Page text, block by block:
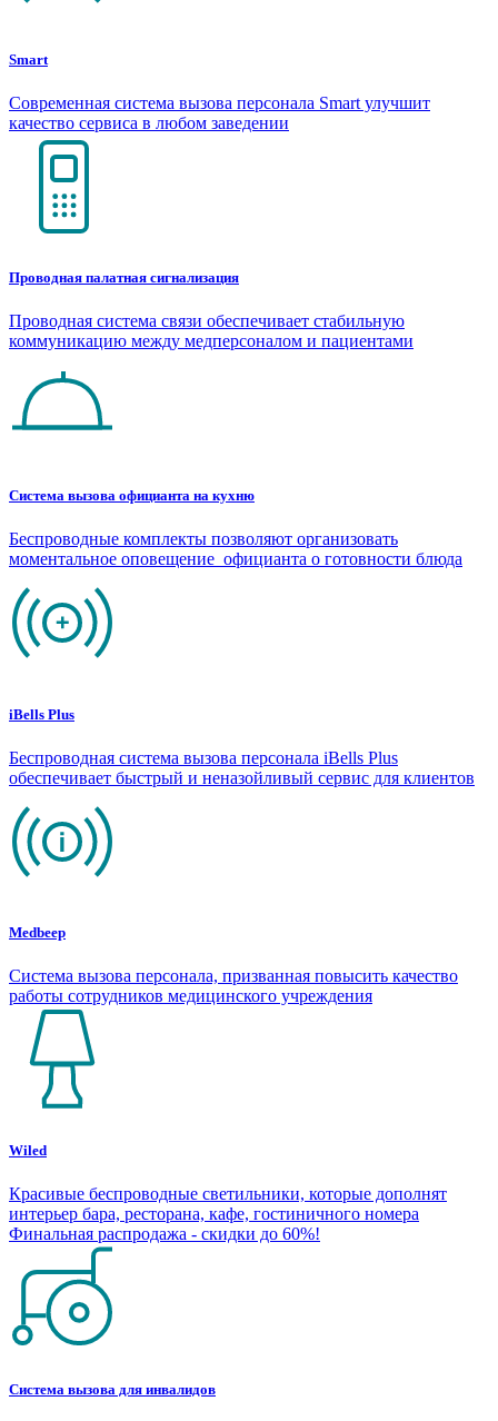
Smart
Современная система вызова персонала Smart улучшит
качество сервиса в любом заведении
Проводная палатная сигнализация
Проводная система связи обеспечивает стабильную
коммуникацию между медперсоналом и пациентами
Система вызова официанта на кухню
Беспроводные комплекты позволяют организовать
моментальное оповещение официанта о готовности блюда
iBells Plus
Беспроводная система вызова персонала iBells Plus
обеспечивает быстрый и неназойливый сервис для клиентов
Medbeep
Система вызова персонала, призванная повысить качество
работы сотрудников медицинского учреждения
Wiled
Красивые беспроводные светильники, которые дополнят
интерьер бара, ресторана, кафе, гостиничного номера
Финальная распродажа - скидки до 60%!
Система вызова для инвалидов